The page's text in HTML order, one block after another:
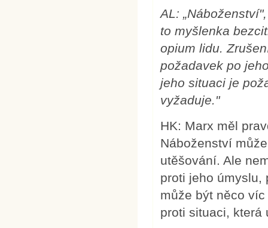
AL:
to myšlenka
opium lidu.
požadavek po
jeho situaci je
vyžaduje."
HK: Marx měl
Náboženství
utěšování. Ale
proti jeho úmyslu,
může být něco
proti situaci, která